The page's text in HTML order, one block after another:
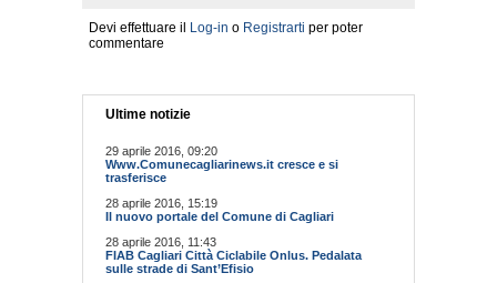
Devi effettuare il Log-in o Registrarti per poter
commentare
Ultime notizie
29 aprile 2016, 09:20
Www.Comunecagliarinews.it cresce e si
trasferisce
28 aprile 2016, 15:19
Il nuovo portale del Comune di Cagliari
28 aprile 2016, 11:43
FIAB Cagliari Città Ciclabile Onlus. Pedalata
sulle strade di Sant’Efisio